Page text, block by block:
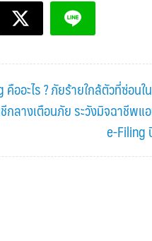
คืออะไร ? ภัยร้ายใกล้ตัวที่ซ่อนใ
ลางเตือนภัย ระวังมิจฉาชีพแ
e-Filing